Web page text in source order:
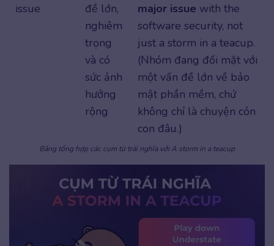
issue
đề lớn,
nghiêm
trọng
và có
sức ảnh
hưởng
rộng
major issue with the
software security, not
just a storm in a teacup.
(Nhóm đang đối mặt với
một vấn đề lớn về bảo
mật phần mềm, chứ
không chỉ là chuyện cỏn
con đâu.)
Bảng tổng hợp các cụm từ trái nghĩa với A storm in a teacup